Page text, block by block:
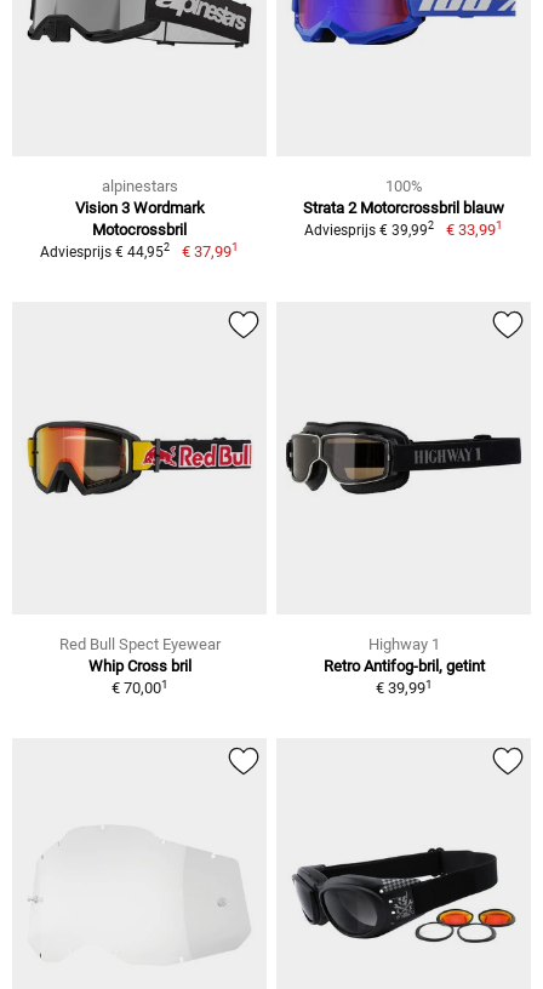
alpinestars
Vision 3 Wordmark
Motocrossbril
Adviesprijs € 44,952 € 37,991
100%
Strata 2 Motorcrossbril blauw
Adviesprijs € 39,992 € 33,991
Red Bull Spect Eyewear
Whip Cross bril
€ 70,001
Highway 1
Retro Antifog-bril, getint
€ 39,991